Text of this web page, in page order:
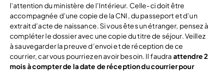
l’attention du ministère de l’Intérieur. Celle-ci doit être
accompagnée d’une copie de la CNI, du passeport et d’un
extrait d’acte de naissance. Si vous êtes un étranger, pensez à
compléter le dossier avec une copie du titre de séjour. Veillez
à sauvegarder la preuve d’envoi et de réception de ce
courrier, car vous pourriez en avoir besoin. Il faudra attendre 2
mois à compter de la date de réception du courrier pour